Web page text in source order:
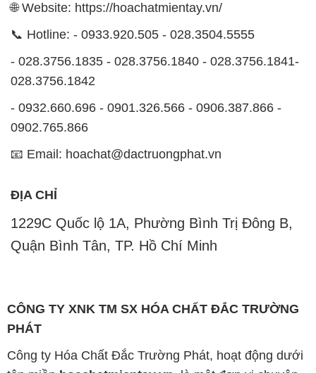
🌐 Website: https://hoachatmientay.vn/
📞 Hotline: - 0933.920.505 - 028.3504.5555
- 028.3756.1835 - 028.3756.1840 - 028.3756.1841-
028.3756.1842
- 0932.660.696 - 0901.326.566 - 0906.387.866 -
0902.765.866
📧 Email: hoachat@dactruongphat.vn
ĐỊA CHỈ
1229C Quốc lộ 1A, Phường Bình Trị Đông B,
Quận Bình Tân, TP. Hồ Chí Minh
CÔNG TY XNK TM SX HÓA CHẤT ĐẮC TRƯỜNG
PHÁT
Công ty Hóa Chất Đắc Trường Phát, hoạt động dưới